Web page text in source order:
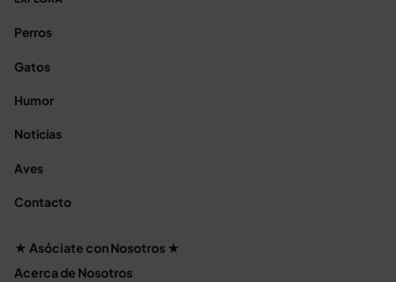
Perros
Gatos
Humor
Noticias
Aves
Contacto
★ Asóciate con Nosotros ★
Acerca de Nosotros